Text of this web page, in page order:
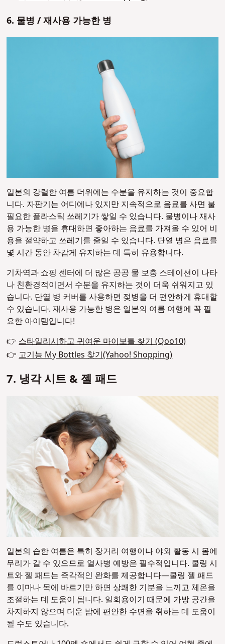
6. 물병 / 재사용 가능한 병
일본의 강렬한 여름 더위에는 수분을 유지하는 것이 중요합
니다. 자판기는 어디에나 있지만 지속적으로 음료를 사면 불
필요한 플라스틱 쓰레기가 쌓일 수 있습니다. 물병이나 재사
용 가능한 병을 휴대하면 좋아하는 음료를 가져올 수 있어 비
용을 절약하고 쓰레기를 줄일 수 있습니다. 단열 병은 음료를
몇 시간 동안 차갑게 유지하는 데 특히 유용합니다.
기차역과 쇼핑 센터에 더 많은 공공 물 보충 스테이션이 나타
나 친환경적이면서 수분을 유지하는 것이 더욱 쉬워지고 있
습니다. 단열 병 커버를 사용하면 젖병을 더 편안하게 휴대할
수 있습니다. 재사용 가능한 병은 일본의 여름 여행에 꼭 필
요한 아이템입니다!
👉스타일리시하고 귀여운 마이보틀 찾기 (Qoo10)
👉고기능 My Bottles 찾기(Yahoo! Shopping)
7. 냉각 시트 & 젤 패드
일본의 습한 여름은 특히 장거리 여행이나 야외 활동 시 몸에
무리가 갈 수 있으므로 열사병 예방은 필수적입니다. 쿨링 시
트와 젤 패드는 즉각적인 완화를 제공합니다—쿨링 젤 패드
를 이마나 목에 바르기만 하면 상쾌한 기분을 느끼고 체온을
조절하는 데 도움이 됩니다. 일회용이기 때문에 가방 공간을
차지하지 않으며 더운 밤에 편안한 수면을 취하는 데 도움이
될 수도 있습니다.